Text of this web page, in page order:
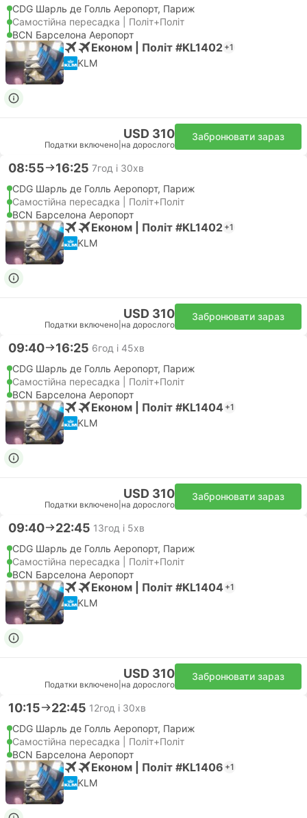
CDG Шарль де Голль Аеропорт, Париж
Самостійна пересадка | Політ+Політ
BCN Барселона Аеропорт
Економ | Політ #KL1402 +1
KLM
USD 310
Податки включено на дорослого
Забронювати зараз
08:55 16:25 7год і 30хв
CDG Шарль де Голль Аеропорт, Париж
Самостійна пересадка | Політ+Політ
BCN Барселона Аеропорт
Економ | Політ #KL1402 +1
KLM
USD 310
Податки включено на дорослого
Забронювати зараз
09:40 16:25 6год і 45хв
CDG Шарль де Голль Аеропорт, Париж
Самостійна пересадка | Політ+Політ
BCN Барселона Аеропорт
Економ | Політ #KL1404 +1
KLM
USD 310
Податки включено на дорослого
Забронювати зараз
09:40 22:45 13год і 5хв
CDG Шарль де Голль Аеропорт, Париж
Самостійна пересадка | Політ+Політ
BCN Барселона Аеропорт
Економ | Політ #KL1404 +1
KLM
USD 310
Податки включено на дорослого
Забронювати зараз
10:15 22:45 12год і 30хв
CDG Шарль де Голль Аеропорт, Париж
Самостійна пересадка | Політ+Політ
BCN Барселона Аеропорт
Економ | Політ #KL1406 +1
KLM